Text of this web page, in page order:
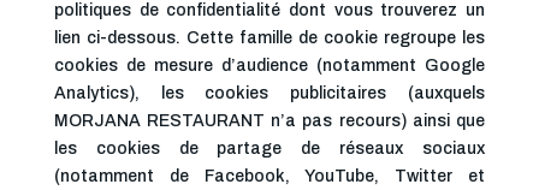
politiques de confidentialité dont vous trouverez un
lien ci-dessous. Cette famille de cookie regroupe les
cookies de mesure d’audience (notamment Google
Analytics), les cookies publicitaires (auxquels
MORJANA RESTAURANT n’a pas recours) ainsi que
les cookies de partage de réseaux sociaux
(notamment de Facebook, YouTube, Twitter et